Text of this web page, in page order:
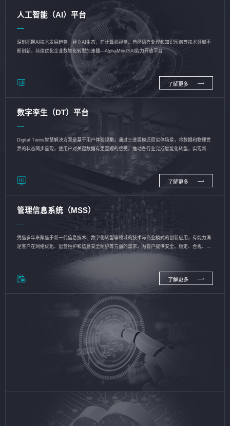
人工智能（AI）平台
深刻把握AI技术发展趋势，建立AI生态，在计算机视觉、自然语言处理和知识图谱等技术领域不
断创新，持续优化企业数智化转型加速器—AlphaMind®AI能力开放平台
了解更多
数字孪生（DT）平台
Digital Twins智慧解决方案是基于用户体验视角，通过三维建模还原实体场景，将数据和物理世
界的状态同步呈现，使用户对关键数据有更直观的感受，推动各行业完成智能化转型，实现新旧
了解更多
管理信息系统（MSS）
凭借多年来聚焦于新一代信息技术、数字化转型等领域的技术与商业模式的创新应用，有能力满
足客户在网络优化、运营维护和信息安全防护等方面的需求，为客户提供安全、稳定、合规、持
了解更多